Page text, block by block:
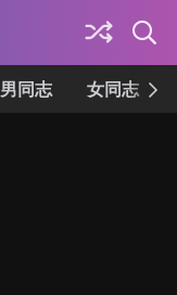
男同志 女同志